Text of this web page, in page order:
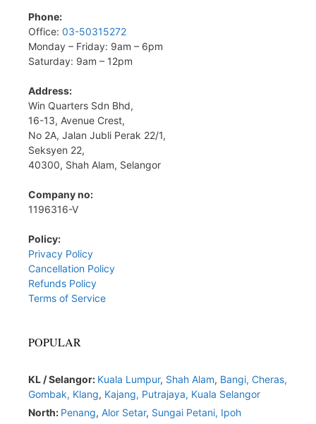
Phone:
Office: 03-50315272
Monday – Friday: 9am – 6pm
Saturday: 9am – 12pm
Address:
Win Quarters Sdn Bhd,
16-13, Avenue Crest,
No 2A, Jalan Jubli Perak 22/1,
Seksyen 22,
40300, Shah Alam, Selangor
Company no:
1196316-V
Policy:
Privacy Policy
Cancellation Policy
Refunds Policy
Terms of Service
POPULAR
KL / Selangor: Kuala Lumpur, Shah Alam, Bangi, Cheras,
Gombak, Klang, Kajang, Putrajaya, Kuala Selangor
North: Penang, Alor Setar, Sungai Petani, Ipoh